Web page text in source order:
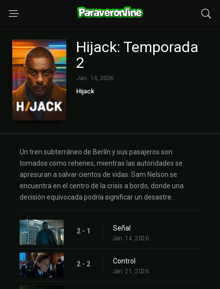
Hijack: Temporada
2
Jan. 14, 2026
Hijack
Un tren subterráneo de Berlín y sus pasajeros son
tomados como rehenes, mientras las autoridades se
apresuran a salvar cientos de vidas. Sam Nelson se
encuentra en el centro de la crisis a bordo, donde una
decisión equivocada podría significar un desastre.
2 - 1 Señal
Jan. 14, 2026
2 - 2 Control
Jan. 21, 2026